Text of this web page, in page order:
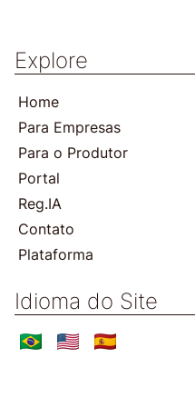
Explore
Home
Para Empresas
Para o Produtor
Portal
Reg.IA
Contato
Plataforma
Idioma do Site